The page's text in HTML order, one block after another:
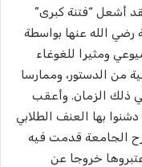
من البرلمان في العام ١٩٦٥. فقد أشعل “فتنة كبرى”
رضي الله عنها بواسطة
ومثيرا للغوغاء
من الدستور، وممارسا
ذلك الزمان. وأعقب
هذا الخزي بإشعاله فتنة أخرى عام ١٩٦٨ دشنوا بها العنف الطلابي
الجامعة قدمت فيه
أواخر عام ١٩٦٨ التي اعتبروها خروجا عن